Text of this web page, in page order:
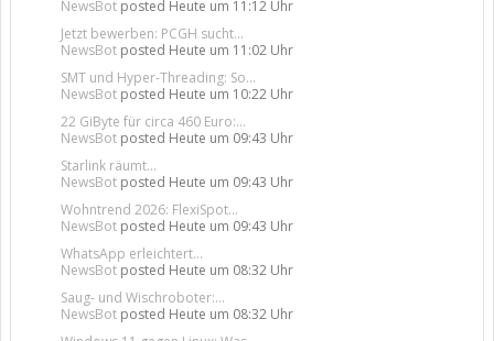
NewsBot posted Heute um 11:12 Uhr
Jetzt bewerben: PCGH sucht...
NewsBot posted Heute um 11:02 Uhr
SMT und Hyper-Threading: So...
NewsBot posted Heute um 10:22 Uhr
22 GiByte für circa 460 Euro:...
NewsBot posted Heute um 09:43 Uhr
Starlink räumt...
NewsBot posted Heute um 09:43 Uhr
Wohntrend 2026: FlexiSpot...
NewsBot posted Heute um 09:43 Uhr
WhatsApp erleichtert...
NewsBot posted Heute um 08:32 Uhr
Saug- und Wischroboter:...
NewsBot posted Heute um 08:32 Uhr